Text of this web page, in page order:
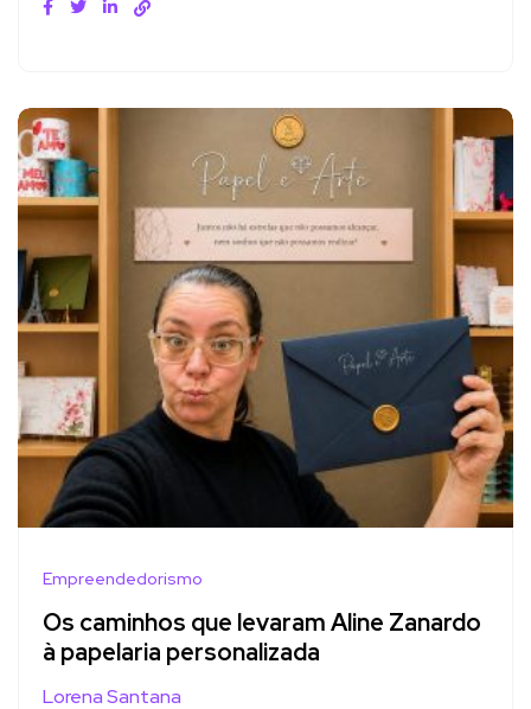
Empreendedorismo
Os caminhos que levaram Aline Zanardo
à papelaria personalizada
Lorena Santana